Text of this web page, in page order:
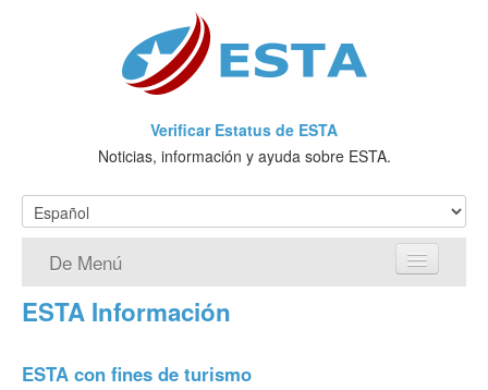
Verificar Estatus de ESTA
Noticias, información y ayuda sobre ESTA.
De Menú
Página de inicio
ESTA Información
ESTA con fines de turismo